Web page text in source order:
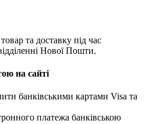
та доставку під час
Нової Пошти.
на сайті
банківськими картами Visa та
платежа банківською